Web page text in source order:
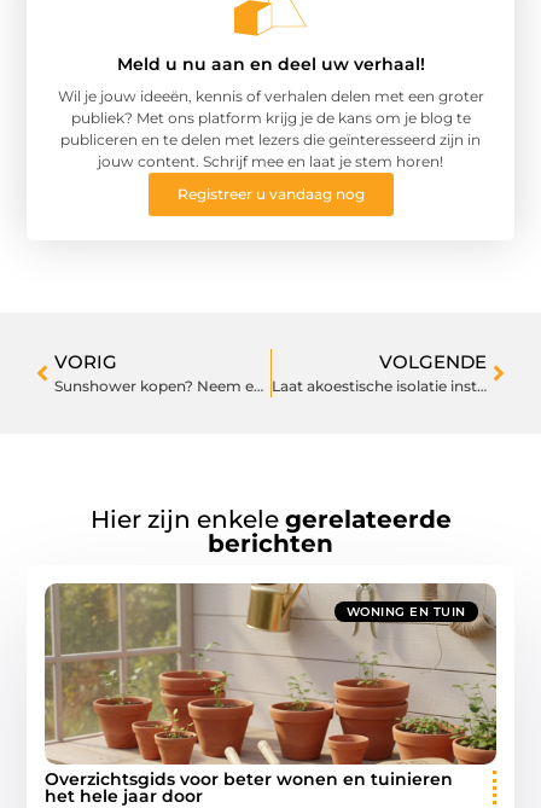
Meld u nu aan en deel uw verhaal!
Wil je jouw ideeën, kennis of verhalen delen met een groter
publiek? Met ons platform krijg je de kans om je blog te
publiceren en te delen met lezers die geïnteresseerd zijn in
jouw content. Schrijf mee en laat je stem horen!
Registreer u vandaag nog
VORIG
Sunshower kopen? Neem een kijkje bij Badkamers Naarden
VOLGENDE
Laat akoestische isolatie installeren om omgevingsgeluid te beperken
Hier zijn enkele gerelateerde
berichten
WONING EN TUIN
Overzichtsgids voor beter wonen en tuinieren
het hele jaar door